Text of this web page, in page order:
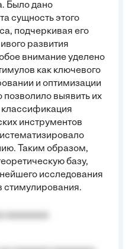
Было дано
сущность этого
подчеркивая его
развития
внимание уделено
как ключевого
и оптимизации
позволило выявить их
инструментов
Таким образом,
базу,
исследования
стимулирования.